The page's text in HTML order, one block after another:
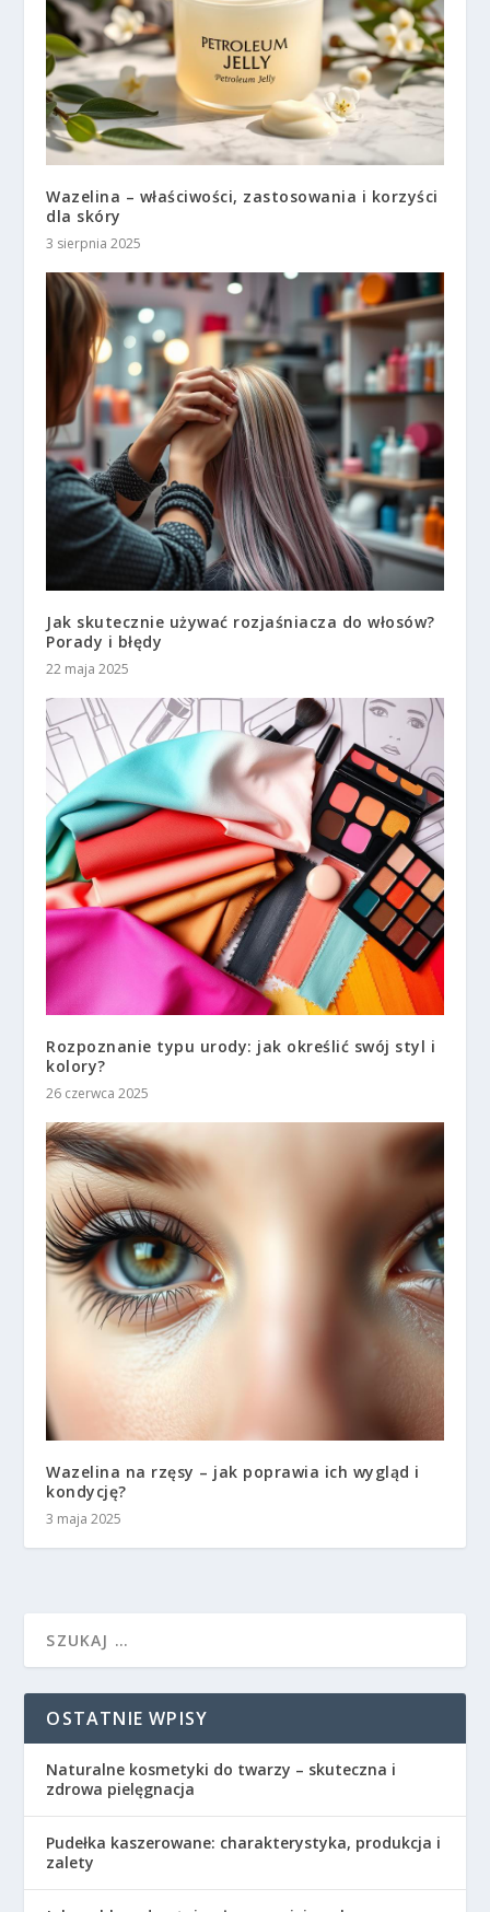
Wazelina – właściwości, zastosowania i korzyści
dla skóry
3 sierpnia 2025
Jak skutecznie używać rozjaśniacza do włosów?
Porady i błędy
22 maja 2025
Rozpoznanie typu urody: jak określić swój styl i
kolory?
26 czerwca 2025
Wazelina na rzęsy – jak poprawia ich wygląd i
kondycję?
3 maja 2025
OSTATNIE WPISY
Naturalne kosmetyki do twarzy – skuteczna i
zdrowa pielęgnacja
Pudełka kaszerowane: charakterystyka, produkcja i
zalety